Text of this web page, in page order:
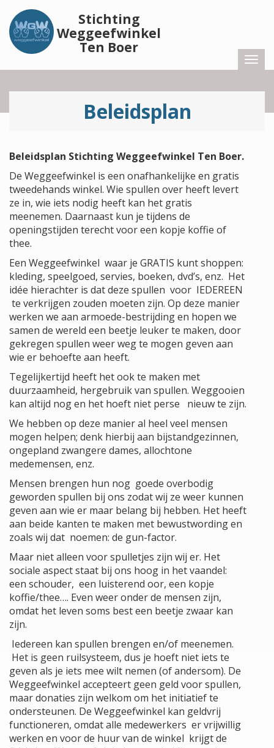
Stichting
Weggeefwinkel
Ten Boer
Beleidsplan
Beleidsplan Stichting Weggeefwinkel Ten Boer.
De Weggeefwinkel is een onafhankelijke en gratis
tweedehands winkel. Wie spullen over heeft levert
ze in, wie iets nodig heeft kan het gratis
meenemen. Daarnaast kun je tijdens de
openingstijden terecht voor een kopje koffie of
thee.
Een Weggeefwinkel waar je GRATIS kunt shoppen:
kleding, speelgoed, servies, boeken, dvd’s, enz. Het
idée hierachter is dat deze spullen voor IEDEREEN
te verkrijgen zouden moeten zijn. Op deze manier
werken we aan armoede-bestrijding en hopen we
samen de wereld een beetje leuker te maken, door
gekregen spullen weer weg te mogen geven aan
wie er behoefte aan heeft.
Tegelijkertijd heeft het ook te maken met
duurzaamheid, hergebruik van spullen. Weggooien
kan altijd nog en het hoeft niet perse nieuw te zijn.
We hebben op deze manier al heel veel mensen
mogen helpen; denk hierbij aan bijstandgezinnen,
ongepland zwangere dames, allochtone
medemensen, enz.
Mensen brengen hun nog goede overbodig
geworden spullen bij ons zodat wij ze weer kunnen
geven aan wie er maar belang bij hebben. Het heeft
aan beide kanten te maken met bewustwording en
zoals wij dat noemen: de gun-factor.
Maar niet alleen voor spulletjes zijn wij er. Het
sociale aspect staat bij ons hoog in het vaandel:
een schouder, een luisterend oor, een kopje
koffie/thee…. Even weer onder de mensen zijn,
omdat het leven soms best een beetje zwaar kan
zijn.
Iedereen kan spullen brengen en/of meenemen.
Het is geen ruilsysteem, dus je hoeft niet iets te
geven als je iets mee wilt nemen (of andersom). De
Weggeefwinkel accepteert geen geld voor spullen,
maar donaties zijn welkom om het initiatief te
ondersteunen. De Weggeefwinkel kan geldvrij
functioneren, omdat alle medewerkers er vrijwillig
werken en voor de huur van de winkel krijgt de